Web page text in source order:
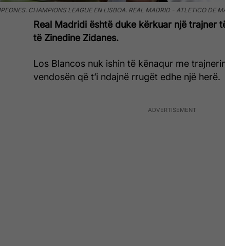
CHAMPIONS LEAGUE EN LISBOA. REAL MADRID - ATLETICO DE
Real Madridi është duke kërkuar një trajner
të Zinedine Zidanes.
Los Blancos nuk ishin të kënaqur me
vendosën që t’i ndajnë rrugët edhe një herë.